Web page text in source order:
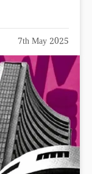
7th May 2025